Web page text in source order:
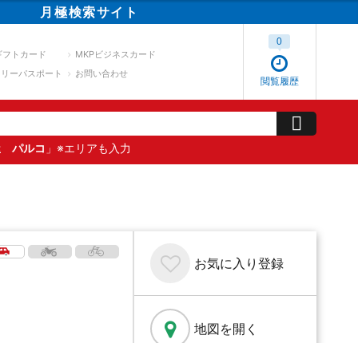
月極検索サイト
フトカード
MKPビジネスカード
ーパスポート
お問い合わせ
閲覧履歴
0
パルコ 」※エリアも入力
お気に入り 登録
地図を開く